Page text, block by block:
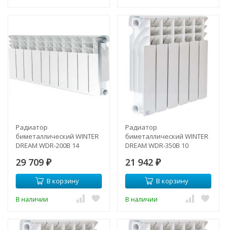
Радиатор
биметаллический WINTER
DREAM WDR-200B 14
29 709 ₽
В корзину
В наличии
Радиатор
биметаллический WINTER
DREAM WDR-350B 10
21 942 ₽
В корзину
В наличии